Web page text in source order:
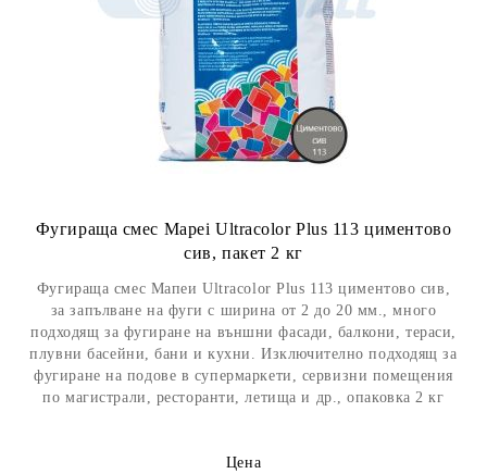
Фугираща смес Mapei Ultracolor Plus 113 циментово
сив, пакет 2 кг
Фугираща смес Мапеи Ultracolor Plus 113 циментово сив,
за запълване на фуги с ширина от 2 до 20 мм., много
подходящ за фугиране на външни фасади, балкони, тераси,
плувни басейни, бани и кухни. Изключително подходящ за
фугиране на подове в супермаркети, сервизни помещения
по магистрали, ресторанти, летища и др., опаковка 2 кг
Цена